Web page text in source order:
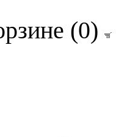
(0)